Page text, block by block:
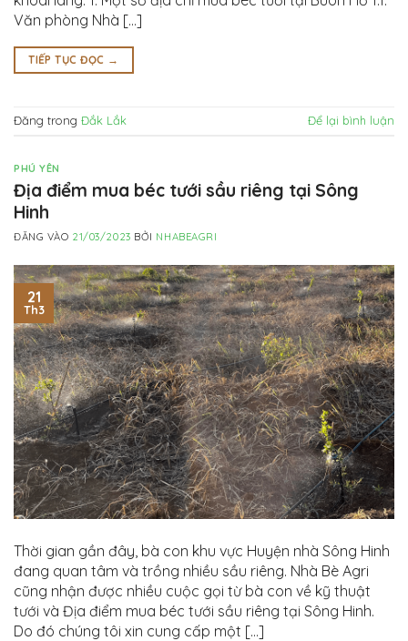
Văn phòng Nhà […]
TIẾP TỤC ĐỌC →
Đăng trong Đắk Lắk Để lại bình luận
PHÚ YÊN
Địa điểm mua béc tưới sầu riêng tại Sông
Hinh
ĐĂNG VÀO 21/03/2023 BỞI NHABEAGRI
21
Th3
Thời gian gần đây, bà con khu vực Huyện nhà Sông Hinh
đang quan tâm và trồng nhiều sầu riêng. Nhà Bè Agri
cũng nhận được nhiều cuộc gọi từ bà con về kỹ thuật
tưới và Địa điểm mua béc tưới sầu riêng tại Sông Hinh.
Do đó chúng tôi xin cung cấp một […]